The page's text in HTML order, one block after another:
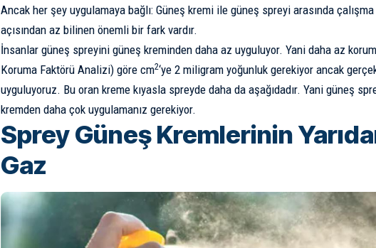
Ancak her şey uygulamaya bağlı: Güneş kremi ile güneş spreyi arasında
açısından az bilinen önemli bir fark vardır.
İnsanlar güneş spreyini güneş kreminden daha az uyguluyor. Yani daha az
Koruma Faktörü Analizi) göre cm2‘ye 2 miligram yoğunluk gerekiyor ancak
uyguluyoruz. Bu oran kreme kıyasla spreyde daha da aşağıdadır. Yani güneş
kremden daha çok uygulamanız gerekiyor.
Sprey Güneş Kremlerinin
Gaz